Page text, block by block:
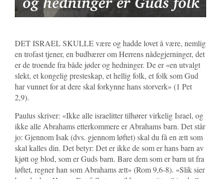
DET ISRAEL SKULLE være og hadde lovet å være, nemlig
en trofast tjener, en budbærer om Herrens nådegjerninger, det
er de troende fra både jøder og hedninger. De er «en utvalgt
slekt, et kongelig presteskap, et hellig folk, et folk som Gud
har vunnet for at dere skal forkynne hans storverk» (1 Pet
2,9).
Paulus skriver: «Ikke alle israelitter tilhører virkelig Israel, og
ikke alle Abrahams etterkommere er Abrahams barn. Det står
jo: Gjennom Isak (dvs. gjennom løftet) skal du få en ætt som
skal kalles din. Det betyr: Det er ikke de som er hans barn av
kjøtt og blod, som er Guds barn. Bare dem som er barn ut fra
løftet, regner han som Abrahams ætt» (Rom 9,6-8). «Slik sier